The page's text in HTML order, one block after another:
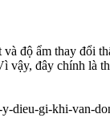
độ ẩm thay đổi
vậy, đây chính là